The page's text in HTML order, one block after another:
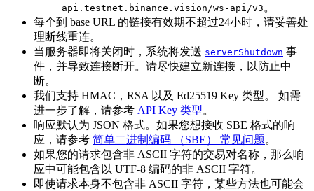
api.testnet.binance.vision/ws-api/v3 。
每个到 base URL 的链接有效期不超过24小时，请妥善处
理断线重连。
当服务器即将关闭时，系统将发送 serverShutdown 事
件，并导致连接断开。请尽快建立新连接，以防止中
断。
我们支持 HMAC，RSA 以及 Ed25519 Key 类型。 如需
进一步了解，请参考 API Key 类型。
响应默认为 JSON 格式。如果您想接收 SBE 格式的响
应，请参考 简单二进制编码 （SBE） 常见问题。
如果您的请求包含非 ASCII 字符的交易对名称，那么响
应中可能包含以 UTF-8 编码的非 ASCII 字符。
即使请求本身不包含非 ASCII 字符，某些方法也可能会